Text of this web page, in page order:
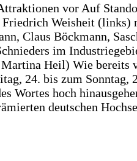
vor Auf
Friedrich Weisheit (links)
Claus Böckmann,
im
Heil) Wie bereits
24. bis zum Sonntag,
Wortes hoch
deutschen